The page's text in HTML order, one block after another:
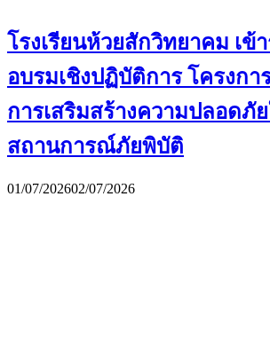
โรงเรียนห้วยสักวิทยาคม เข้
อบรมเชิงปฏิบัติการ โครงกา
การเสริมสร้างความปลอดภั
สถานการณ์ภัยพิบัติ
01/07/202602/07/2026